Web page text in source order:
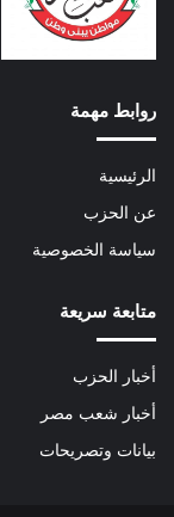
روابط مهمة
الرئيسية
عن الحزب
سياسة الخصوصية
متابعة سريعة
أخبار الحزب
أخبار شعب مصر
بيانات وتصريحات